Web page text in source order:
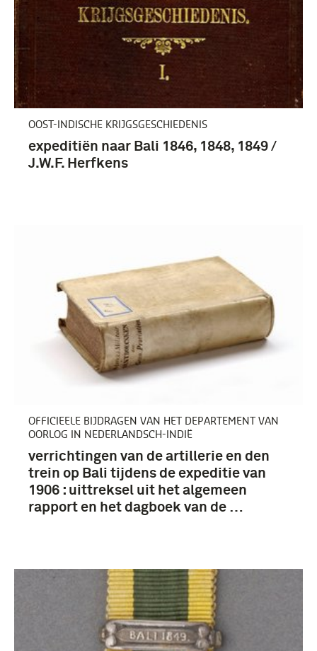
OOST-INDISCHE KRIJGSGESCHIEDENIS
expeditiën naar Bali 1846, 1848, 1849 /
J.W.F. Herfkens
OFFICIEELE BIJDRAGEN VAN HET DEPARTEMENT VAN
OORLOG IN NEDERLANDSCH-INDIË
verrichtingen van de artillerie en den
trein op Bali tijdens de expeditie van
1906 : uittreksel uit het algemeen
rapport en het dagboek van de …